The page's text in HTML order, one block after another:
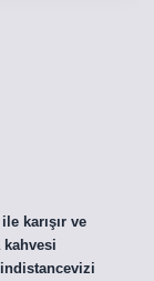
karışır ve